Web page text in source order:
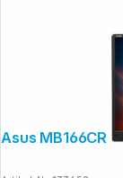
Asus MB166CR